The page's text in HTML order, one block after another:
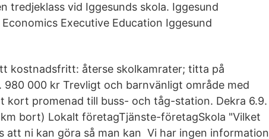
tredjeklass vid Iggesunds skola. Iggesund
Executive Education Iggesund
kostnadsfritt: återse skolkamrater; titta på
980 000 kr Trevligt och barnvänligt område med
kort promenad till buss- och tåg-station. Dekra 6.9.
km bort) Lokalt företagTjänste-företagSkola "Vilket
att ni kan göra så man kan Vi har ingen information